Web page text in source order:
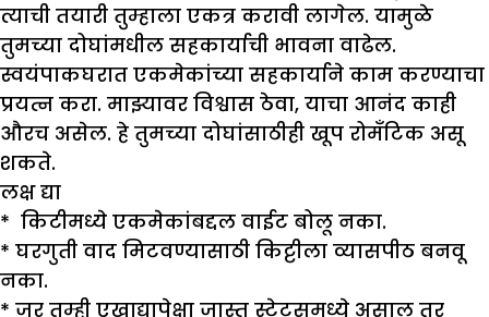
त्याची तयारी तुम्हाला एकत्र करावी लागेल. यामुळे
तुमच्या दोघांमधील सहकार्याची भावना वाढेल.
स्वयंपाकघरात एकमेकांच्या सहकार्याने काम करण्याचा
प्रयत्न करा. माझ्यावर विश्वास ठेवा, याचा आनंद काही
औरच असेल. हे तुमच्या दोघांसाठीही खूप रोमँटिक असू
शकते.
लक्ष द्या
* किटीमध्ये एकमेकांबद्दल वाईट बोलू नका.
* घरगुती वाद मिटवण्यासाठी किट्टीला व्यासपीठ बनवू
नका.
* जर तुम्ही एखाद्यापेक्षा जास्त स्टेटसमध्ये असाल तर